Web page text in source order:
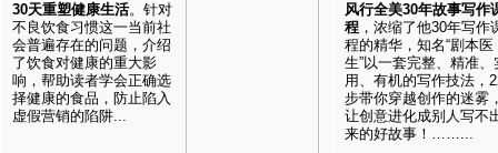
30天重塑健康生活。针对
不良饮食习惯这一当前社
会普遍存在的问题，介绍
了饮食对健康的重大影
响，帮助读者学会正确选
择健康的食品，防止陷入
虚假营销的陷阱...
风行全美30年故事写作
程 ，浓缩了他30年写作
程的精华，知名“剧本医
生”以一套完整、精准、
用、有机的写作技法，
步带你穿越创作的迷雾
让创意进化成别人写不
来的好故事！……...